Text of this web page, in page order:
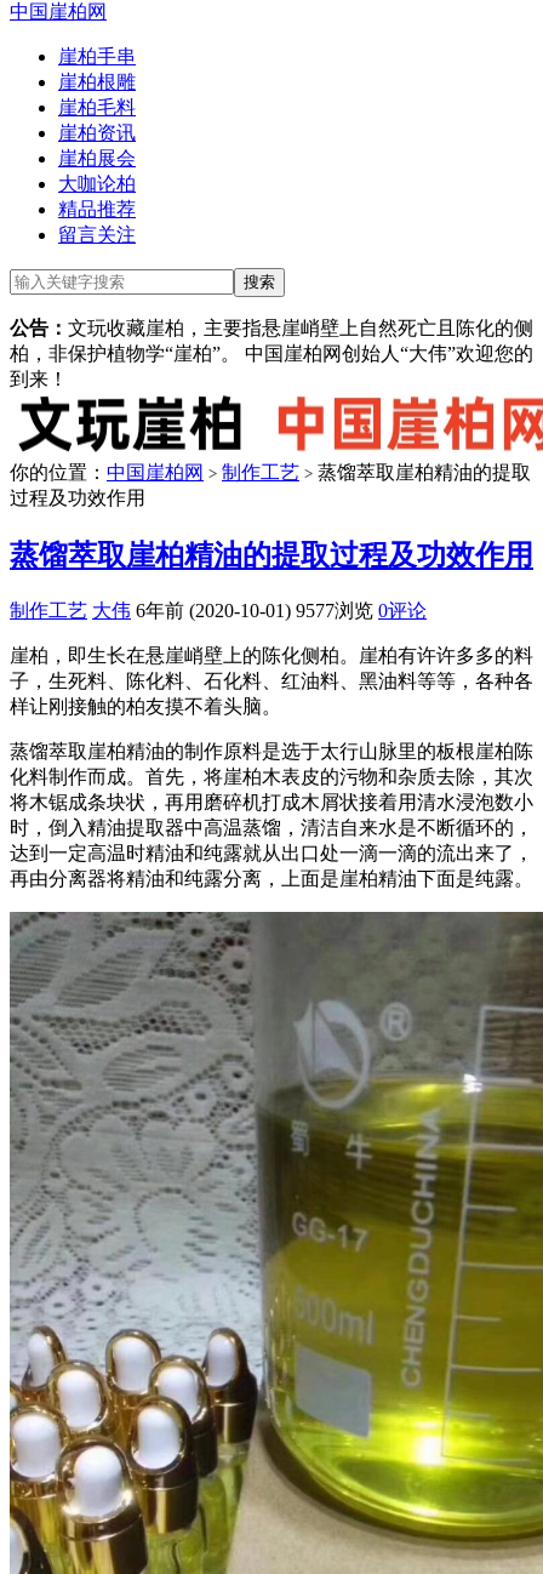
中国崖柏网
崖柏手串
崖柏根雕
崖柏毛料
崖柏资讯
崖柏展会
大咖论柏
精品推荐
留言关注
公告： 文玩收藏崖柏，主要指悬崖峭壁上自然死亡且陈化的侧
柏，非保护植物学“崖柏”。 中国崖柏网创始人“大伟”欢迎您的
到来！
你的位置： 中国崖柏网 > 制作工艺 > 蒸馏萃取崖柏精油的提取
过程及功效作用
蒸馏萃取崖柏精油的提取过程及功效作用
制作工艺 大伟 6年前 (2020-10-01) 9577浏览 0评论
崖柏，即生长在悬崖峭壁上的陈化侧柏。崖柏有许许多多的料
子，生死料、陈化料、石化料、红油料、黑油料等等，各种各
样让刚接触的柏友摸不着头脑。
蒸馏萃取崖柏精油的制作原料是选于太行山脉里的板根崖柏陈
化料制作而成。首先，将崖柏木表皮的污物和杂质去除，其次
将木锯成条块状，再用磨碎机打成木屑状接着用清水浸泡数小
时，倒入精油提取器中高温蒸馏，清洁自来水是不断循环的，
达到一定高温时精油和纯露就从出口处一滴一滴的流出来了，
再由分离器将精油和纯露分离，上面是崖柏精油下面是纯露。